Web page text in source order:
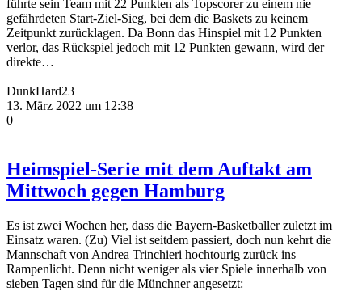
führte sein Team mit 22 Punkten als Topscorer zu einem nie
gefährdeten Start-Ziel-Sieg, bei dem die Baskets zu keinem
Zeitpunkt zurücklagen. Da Bonn das Hinspiel mit 12 Punkten
verlor, das Rückspiel jedoch mit 12 Punkten gewann, wird der
direkte…
DunkHard23
13. März 2022 um 12:38
0
Heimspiel-Serie mit dem Auftakt am
Mittwoch gegen Hamburg
Es ist zwei Wochen her, dass die Bayern-Basketballer zuletzt im
Einsatz waren. (Zu) Viel ist seitdem passiert, doch nun kehrt die
Mannschaft von Andrea Trinchieri hochtourig zurück ins
Rampenlicht. Denn nicht weniger als vier Spiele innerhalb von
sieben Tagen sind für die Münchner angesetzt: